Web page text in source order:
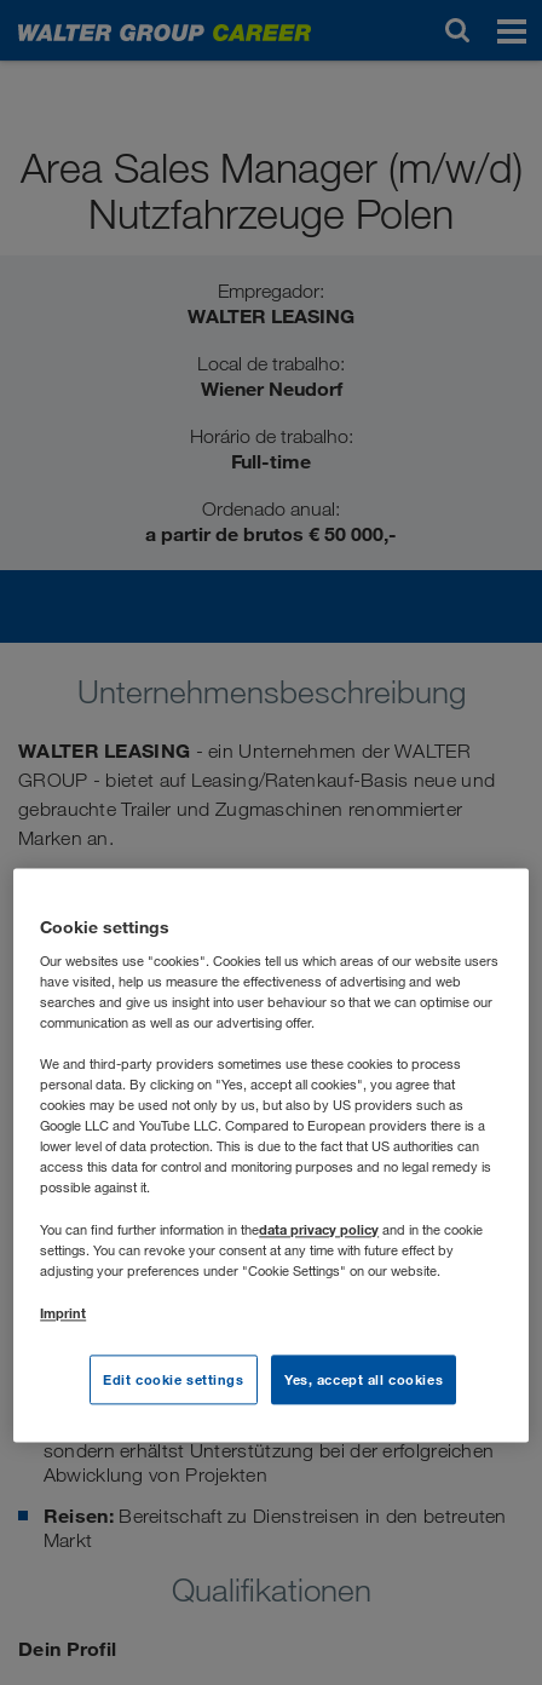
Profissionais / com experiência profissional
Area Sales Manager (m/w/d)
Nutzfahrzeuge Polen
Empregador:
WALTER LEASING
Local de trabalho:
Wiener Neudorf
Horário de trabalho:
Full-time
Ordenado anual:
a partir de brutos € 50 000,-
Unternehmensbeschreibung
WALTER LEASING - ein Unternehmen der WALTER
GROUP - bietet auf Leasing/Ratenkauf-Basis neue und
gebrauchte Trailer und Zugmaschinen renommierter
Marken an.
Deine Aufgaben
Das Tätigkeitsfeld im Sales Management ist dir sicherlich
Antworten auf folgende Frage liefern:
Was ist das Besondere im B2B Sales bei WALTER
LEASING?
gebrauchten Fahrzeugen - Markenunabhängig
Kundenmanagement:Du kümmerst dich nicht nur um
Fuhrpark- und Finanzberater*in
Entwicklung:Mit dem richtigen Riecher entwickelst
und baust du neue Märkte auf
sondern erhältst Unterstützung bei der erfolgreichen
Abwicklung von Projekten
Reisen:Bereitschaft zu Dienstreisen in den betreuten
Markt
Qualifikationen
Dein Profil
Cookie settings
Our websites use "cookies". Cookies tell us which areas of our website users
have visited, help us measure the effectiveness of advertising and web
searches and give us insight into user behaviour so that we can optimise our
communication as well as our advertising offer.
We and third-party providers sometimes use these cookies to process
personal data. By clicking on "Yes, accept all cookies", you agree that
cookies may be used not only by us, but also by US providers such as
Google LLC and YouTube LLC. Compared to European providers there is a
lower level of data protection. This is due to the fact that US authorities can
access this data for control and monitoring purposes and no legal remedy is
possible against it.
You can find further information in thedata privacy policy and in the cookie
settings. You can revoke your consent at any time with future effect by
adjusting your preferences under "Cookie Settings" on our website.
Imprint
Edit cookie settings Yes, accept all cookies